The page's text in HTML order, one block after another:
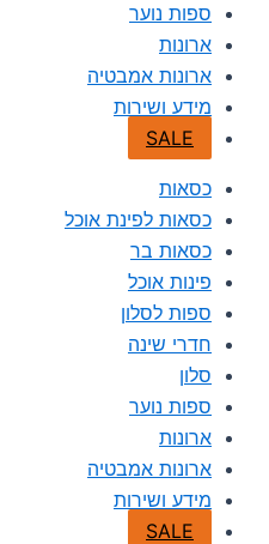
ספות נוער
ארונות
ארונות אמבטיה
מידע ושירות
SALE
כסאות
כסאות לפינת אוכל
כסאות בר
פינות אוכל
ספות לסלון
חדרי שינה
סלון
ספות נוער
ארונות
ארונות אמבטיה
מידע ושירות
SALE